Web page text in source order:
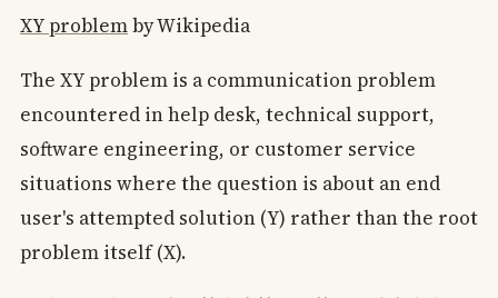
XY problemby Wikipedia
The XY problem is a communication problem
encountered in help desk, technical support,
software engineering, or customer service
situations where the question is about an end
user's attempted solution (Y) rather than the root
problem itself (X).